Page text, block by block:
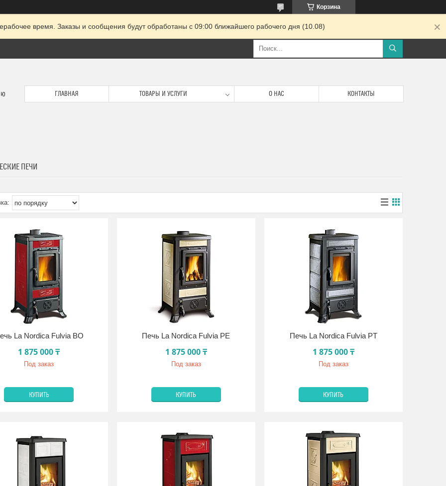
Корзина
время. Заказы и сообщения будут обработаны с 09:00 ближайшего рабочего дня (10.08)
ГЛАВНАЯ ТОВАРЫ И УСЛУГИ О НАС КОНТАКТЫ
ПЕЧИ
La Nordica Fulvia BO
1 875 000 ₸
Под заказ
КУПИТЬ
Печь La Nordica Fulvia PE
1 875 000 ₸
Под заказ
КУПИТЬ
Печь La Nordica Fulvia PT
1 875 000 ₸
Под заказ
КУПИТЬ